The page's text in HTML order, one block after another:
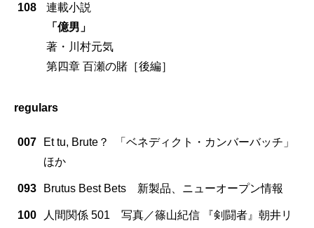
108
連載小説
「億男」
著・川村元気
第四章 百瀬の賭［後編］
regulars
007
Et tu, Brute？ 「ベネディクト・カンバーバッチ」
ほか
093 Brutus Best Bets 新製品、ニューオープン情報
100 人間関係 501 写真／篠山紀信 『剣闘者』朝井リ